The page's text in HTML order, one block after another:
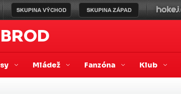
Mládež Fanzóna Klub